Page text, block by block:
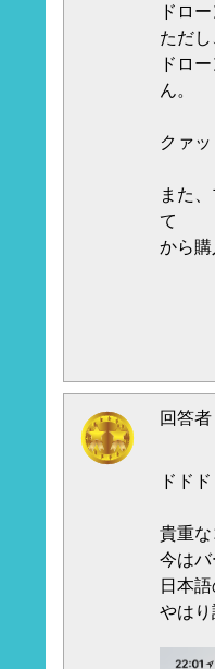
ドロ
ただ
ドロ
ん。
クァ
また
て
から
回答者
ドド
貴重な
今は
日本
やはり